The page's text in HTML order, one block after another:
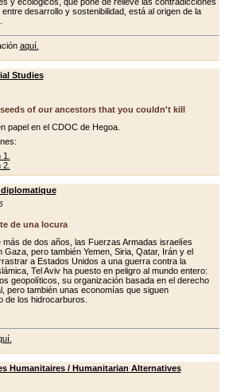
desarrollo y sostenibilidad, está al origen de la
aquí.
Studies
seeds of our ancestors that you couldn't kill
papel en el CDOC de Hegoa.
2.
de una locura
más de dos años, las Fuerzas Armadas israelíes
Gaza, pero también Yemen, Siria, Qatar, Irán y el
a Estados Unidos a una guerra contra la
Tel Aviv ha puesto en peligro al mundo entero:
geopolíticos, su organización basada en el derecho
pero también unas economías que siguen
de los hidrocarburos.
Humanitaires / Humanitarian Alternatives